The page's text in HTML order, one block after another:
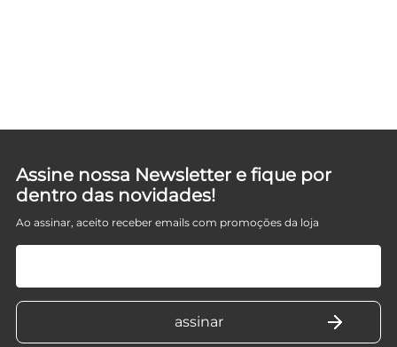
Assine nossa Newsletter e fique por
dentro das novidades!
Ao assinar, aceito receber emails com promoções da loja